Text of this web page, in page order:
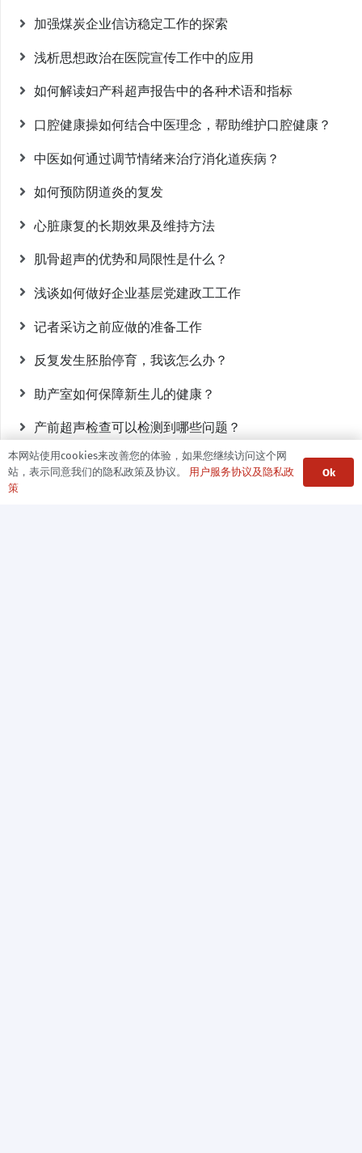
加强煤炭企业信访稳定工作的探索
浅析思想政治在医院宣传工作中的应用
如何解读妇产科超声报告中的各种术语和指标
口腔健康操如何结合中医理念，帮助维护口腔健康？
中医如何通过调节情绪来治疗消化道疾病？
如何预防阴道炎的复发
心脏康复的长期效果及维持方法
肌骨超声的优势和局限性是什么？
浅谈如何做好企业基层党建政工工作
记者采访之前应做的准备工作
反复发生胚胎停育，我该怎么办？
助产室如何保障新生儿的健康？
产前超声检查可以检测到哪些问题？
胰腺炎患者饮食注意事项有哪些
本网站使用cookies来改善您的体验，如果您继续访问这个网
站，表示同意我们的隐私政策及协议。 用户服务协议及隐私政
策
Ok